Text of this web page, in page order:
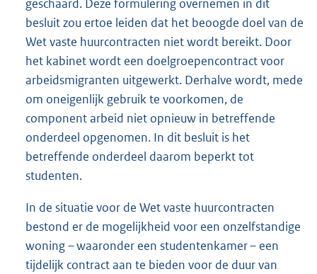
geschaard. Deze formulering overnemen in dit
besluit zou ertoe leiden dat het beoogde doel van de
Wet vaste huurcontracten niet wordt bereikt. Door
het kabinet wordt een doelgroepencontract voor
arbeidsmigranten uitgewerkt. Derhalve wordt, mede
om oneigenlijk gebruik te voorkomen, de
component arbeid niet opnieuw in betreffende
onderdeel opgenomen. In dit besluit is het
betreffende onderdeel daarom beperkt tot
studenten.
In de situatie voor de Wet vaste huurcontracten
bestond er de mogelijkheid voor een onzelfstandige
woning – waaronder een studentenkamer – een
tijdelijk contract aan te bieden voor de duur van